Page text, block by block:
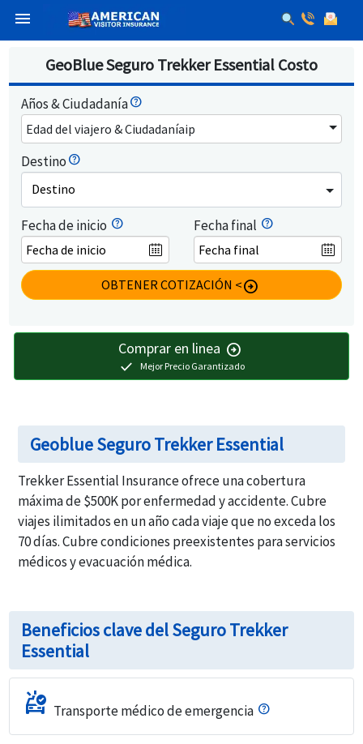
menu
GeoBlue Seguro Trekker Essential Costo
Años & Ciudadanía
Edad del viajero & Ciudadaníaip
Destino
Destino
Fecha de inicio Fecha final
OBTENER COTIZACIÓN <arrow_circle_right
Comprar en linea arrow_circle_right
check
Mejor Precio Garantizado
Geoblue Seguro Trekker Essential
Trekker Essential Insurance ofrece una cobertura
máxima de $500K por enfermedad y accidente. Cubre
viajes ilimitados en un año cada viaje que no exceda los
70 días. Cubre condiciones preexistentes para servicios
médicos y evacuación médica.
Beneficios clave del Seguro Trekker
Essential
ambulance Transporte médico de emergencia